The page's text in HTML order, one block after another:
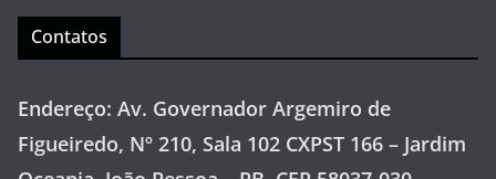
Contatos
Endereço: Av. Governador Argemiro de
Figueiredo, Nº 210, Sala 102 CXPST 166 – Jardim